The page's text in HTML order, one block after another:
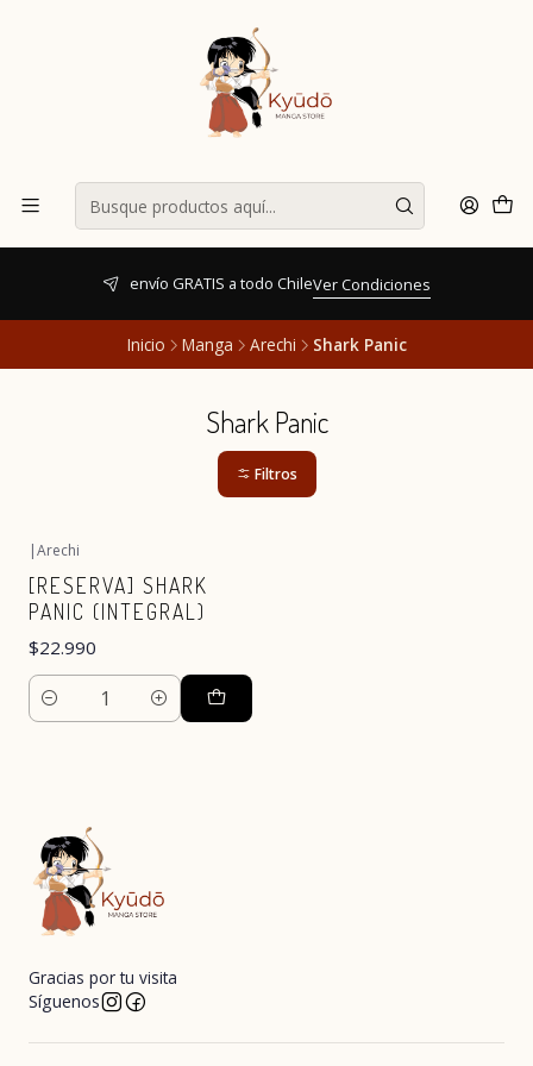
envío GRATIS a todo ChileVer Condiciones
Inicio Manga Arechi Shark Panic
Shark Panic
Filtros
|Arechi
[RESERVA] SHARK
PANIC (INTEGRAL)
$22.990
Cantidad
Gracias por tu visita
Síguenos